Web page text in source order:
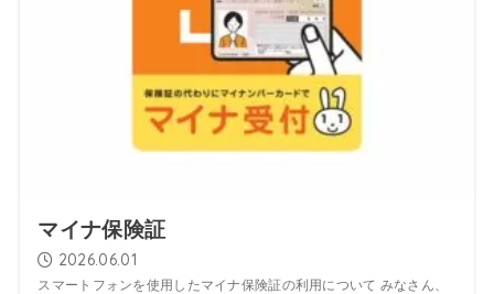
マイナ保険証
2026.06.01
スマートフォンを使用したマイナ保険証の利用について みなさん、